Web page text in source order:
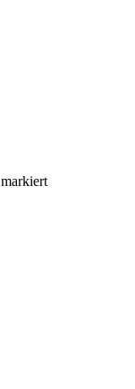
markiert